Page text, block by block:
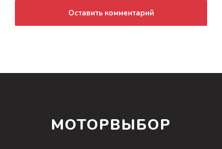
Оставить комментарий
МОТОРВЫБОР